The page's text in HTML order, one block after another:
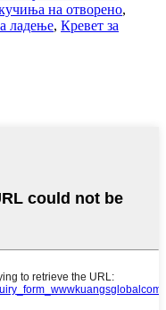
на отворено,
ладење, Кревет за